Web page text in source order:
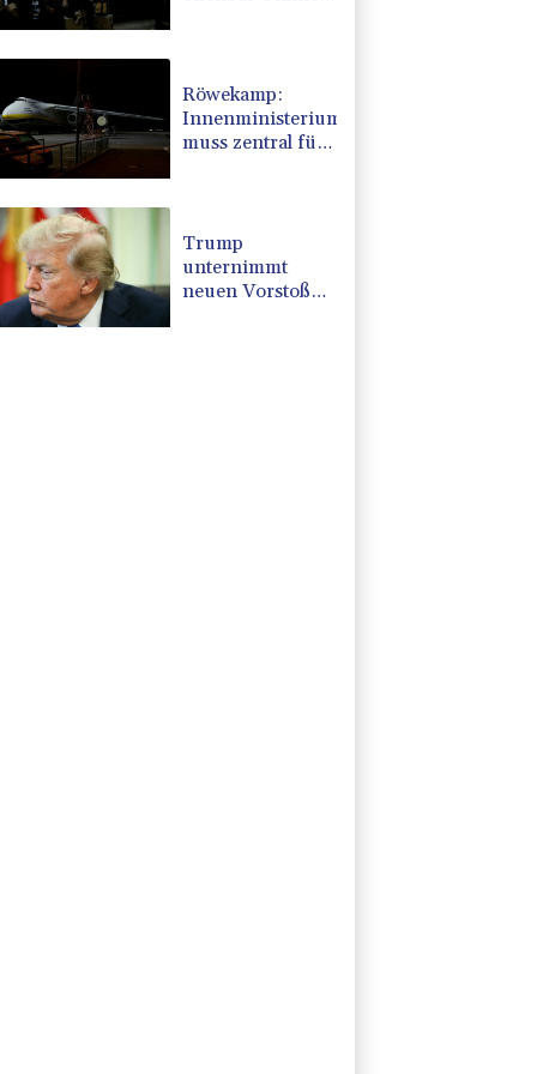
Röwekamp:
Innenministerium
muss zentral für
Trump
unternimmt
neuen Vorstoß